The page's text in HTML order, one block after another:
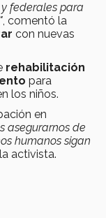
federales para
", comentó la
con nuevas
rehabilitación
para
los niños.
en
asegurarnos de
humanos sigan
activista.